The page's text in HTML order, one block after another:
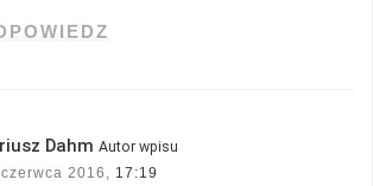
Dahm Autor wpisu
2016, 17:19